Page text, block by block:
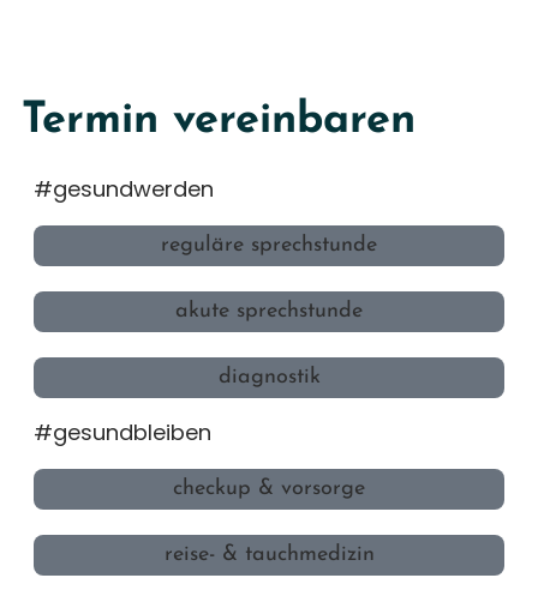
Termin vereinbaren
#gesundwerden
reguläre sprechstunde
akute sprechstunde
diagnostik
#gesundbleiben
checkup & vorsorge
reise- & tauchmedizin